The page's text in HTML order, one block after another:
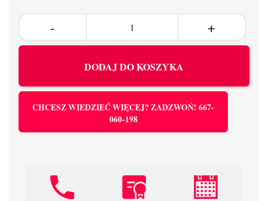
DODAJ DO KOSZYKA
CHCESZ WIEDZIEĆ WIĘCEJ? ZADZWOŃ! 667-
060-198